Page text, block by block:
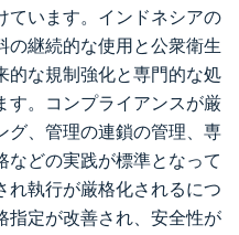
ています。インドネシアの
の継続的な使用と公衆衛生
的な規制強化と専門的な処
す。コンプライアンスが厳
グ、管理の連鎖の管理、専
などの実践が標準となって
れ執行が厳格化されるにつ
指定が改善され、安全性が